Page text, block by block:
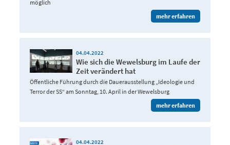
möglich
mehr erfahren
04.04.2022
Wie sich die Wewelsburg im Laufe der
Zeit verändert hat
Öffentliche Führung durch die Dauerausstellung „Ideologie und
Terror der SS“ am Sonntag, 10. April in der Wewelsburg
mehr erfahren
04.04.2022